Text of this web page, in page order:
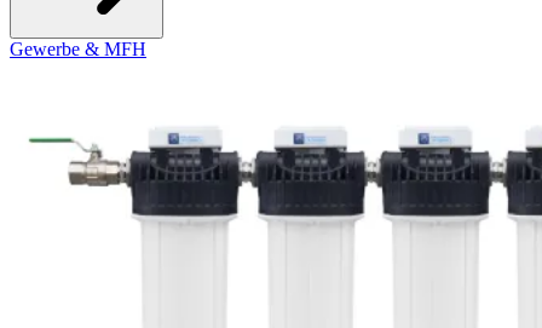
Gewerbe & MFH